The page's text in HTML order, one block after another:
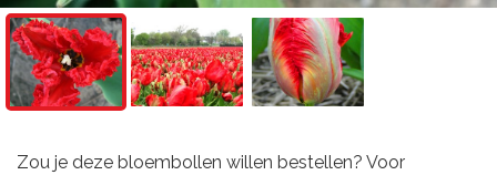
Zou je deze bloembollen willen bestellen? Voor